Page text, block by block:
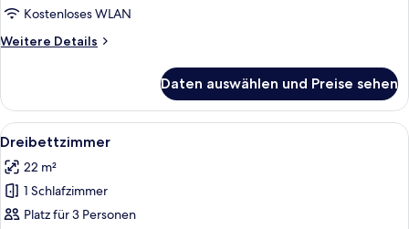
Kostenloses WLAN
Weitere Details
Weitere
Einzelzimmer
Daten auswählen und Preise sehen
Alle
Fotos
für
Dreibettzimmer
anzeigen
Ein Schlafzimmer mit Bett,
3
Dreibettzimmer
22 m²
1 Schlafzimmer
Platz für 3 Personen